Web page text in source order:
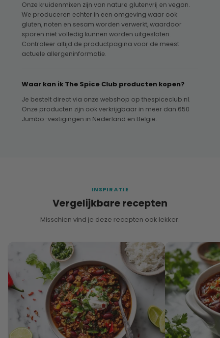
Onze kruidenmixen zijn van nature glutenvrij en vegan.
We produceren echter in een omgeving waar ook
gluten, noten en sesam worden verwerkt, waardoor
sporen niet volledig kunnen worden uitgesloten.
Controleer altijd de productpagina voor de meest
actuele allergeninformatie.
Waar kan ik The Spice Club producten kopen?
Je bestelt direct via onze webshop op thespiceclub.nl.
Onze producten zijn ook verkrijgbaar in meer dan 650
Jumbo-vestigingen in Nederland en België.
INSPIRATIE
Vergelijkbare recepten
Misschien vind je deze recepten ook lekker.